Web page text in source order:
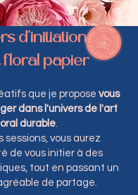
d'initiation
floral papier
que je propose vous
dans l'univers de l'art
durable.
sessions, vous aurez
de vous initier à des
tout en passant un
de partage.